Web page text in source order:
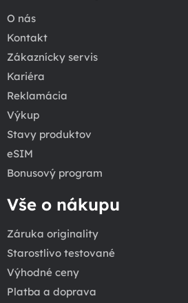
O nás
Kontakt
Zákaznícky servis
Kariéra
Reklamácia
Výkup
Stavy produktov
eSIM
Bonusový program
Vše o nákupu
Záruka originality
Starostlivo testované
Výhodné ceny
Platba a doprava